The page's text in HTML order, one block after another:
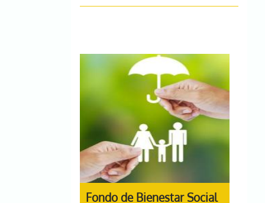
Fondo de Bienestar Social